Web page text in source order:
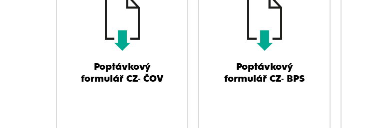
Poptávkový
formulář CZ- ČOV
Poptávkový
formulář CZ- BPS